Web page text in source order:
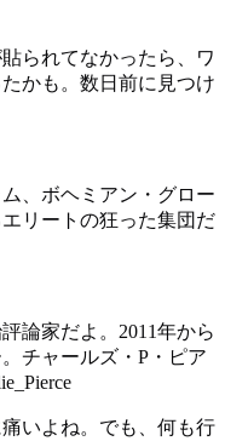
られてなかったら、ワ
かも。数日前に見つけ
、ボヘミアン・グロー
リートの狂った集団だ
論家だよ。2011年から
チャールズ・P・ピア
いよね。でも、何も行